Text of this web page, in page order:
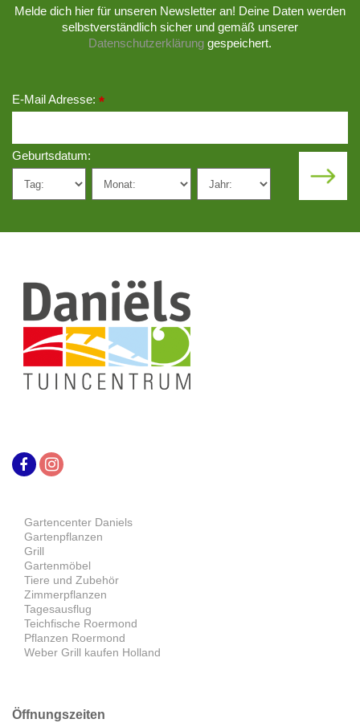
Melde dich hier für unseren Newsletter an! Deine Daten werden
selbstverständlich sicher und gemäß unserer
Datenschutzerklärung gespeichert.
E-Mail Adresse: *
Geburtsdatum:
Gartencenter Daniels
Gartenpflanzen
Grill
Gartenmöbel
Tiere und Zubehör
Zimmerpflanzen
Tagesausflug
Teichfische Roermond
Pflanzen Roermond
Weber Grill kaufen Holland
Öffnungszeiten